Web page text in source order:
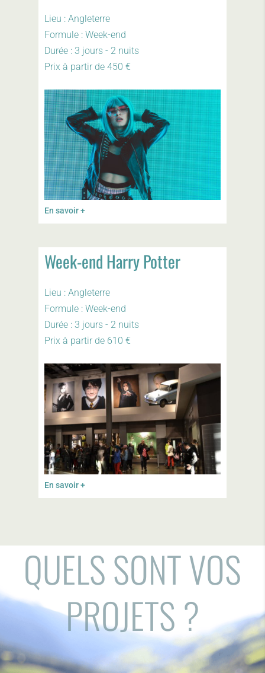
Lieu : Angleterre
Formule : Week-end
Durée : 3 jours - 2 nuits
Prix à partir de 450 €
En savoir +
Week-end Harry Potter
Lieu : Angleterre
Formule : Week-end
Durée : 3 jours - 2 nuits
Prix à partir de 610 €
En savoir +
QUELS SONT VOS
PROJETS ?